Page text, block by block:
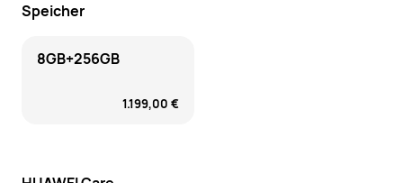
Speicher
8GB+256GB
1.199,00 €